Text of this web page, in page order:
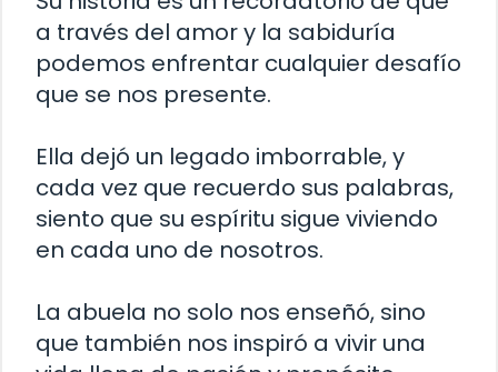
a través del amor y la sabiduría
podemos enfrentar cualquier desafío
que se nos presente.
Ella dejó un legado imborrable, y
cada vez que recuerdo sus palabras,
siento que su espíritu sigue viviendo
en cada uno de nosotros.
La abuela no solo nos enseñó, sino
que también nos inspiró a vivir una